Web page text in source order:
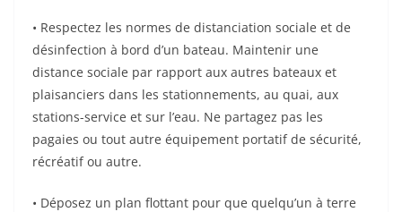
• Respectez les normes de distanciation sociale et de
désinfection à bord d’un bateau. Maintenir une
distance sociale par rapport aux autres bateaux et
plaisanciers dans les stationnements, au quai, aux
stations-service et sur l’eau. Ne partagez pas les
pagaies ou tout autre équipement portatif de sécurité,
récréatif ou autre.
• Déposez un plan flottant pour que quelqu’un à terre